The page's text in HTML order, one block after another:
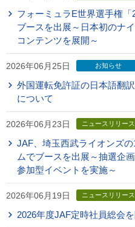
フォーミュラE世界選手権
ブースを出展～日本初のナ
コンテンツを展開～
2026年06月25日 お知らせ
外国運転免許証の日本語翻
について
2026年06月23日 ニュースリリース
JAF、埼玉西武ライオンズ
ムでブースを出展～抽選企
参加型イベントを実施～
2026年06月19日 ニュースリリース
2026年度JAF定時社員総会